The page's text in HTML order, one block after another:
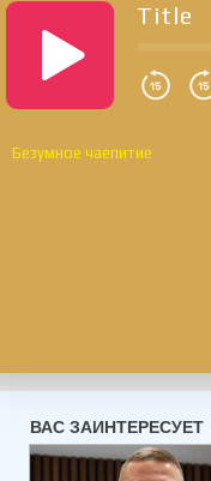
Title
Безумное чаепитие